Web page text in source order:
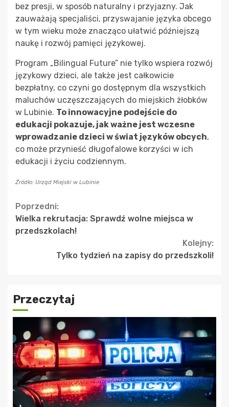
bez presji, w sposób naturalny i przyjazny. Jak
zauważają specjaliści, przyswajanie języka obcego
w tym wieku może znacząco ułatwić późniejszą
naukę i rozwój pamięci językowej.
Program „Bilingual Future” nie tylko wspiera rozwój
językowy dzieci, ale także jest całkowicie
bezpłatny, co czyni go dostępnym dla wszystkich
maluchów uczęszczających do miejskich żłobków
w Lubinie. To innowacyjne podejście do
edukacji pokazuje, jak ważne jest wczesne
wprowadzanie dzieci w świat języków obcych,
co może przynieść długofalowe korzyści w ich
edukacji i życiu codziennym.
Źródło: Urząd Miejski w Lubinie
Continue
Reading
Poprzedni:
Wielka rekrutacja: Sprawdź wolne miejsca w
przedszkolach!
Kolejny:
Tylko tydzień na zapisy do przedszkoli!
Przeczytaj